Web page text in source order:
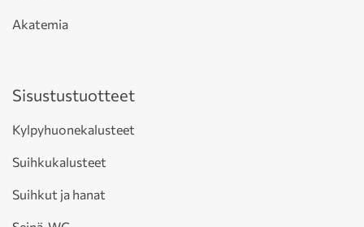
Akatemia
Sisustustuotteet
Kylpyhuonekalusteet
Suihkukalusteet
Suihkut ja hanat